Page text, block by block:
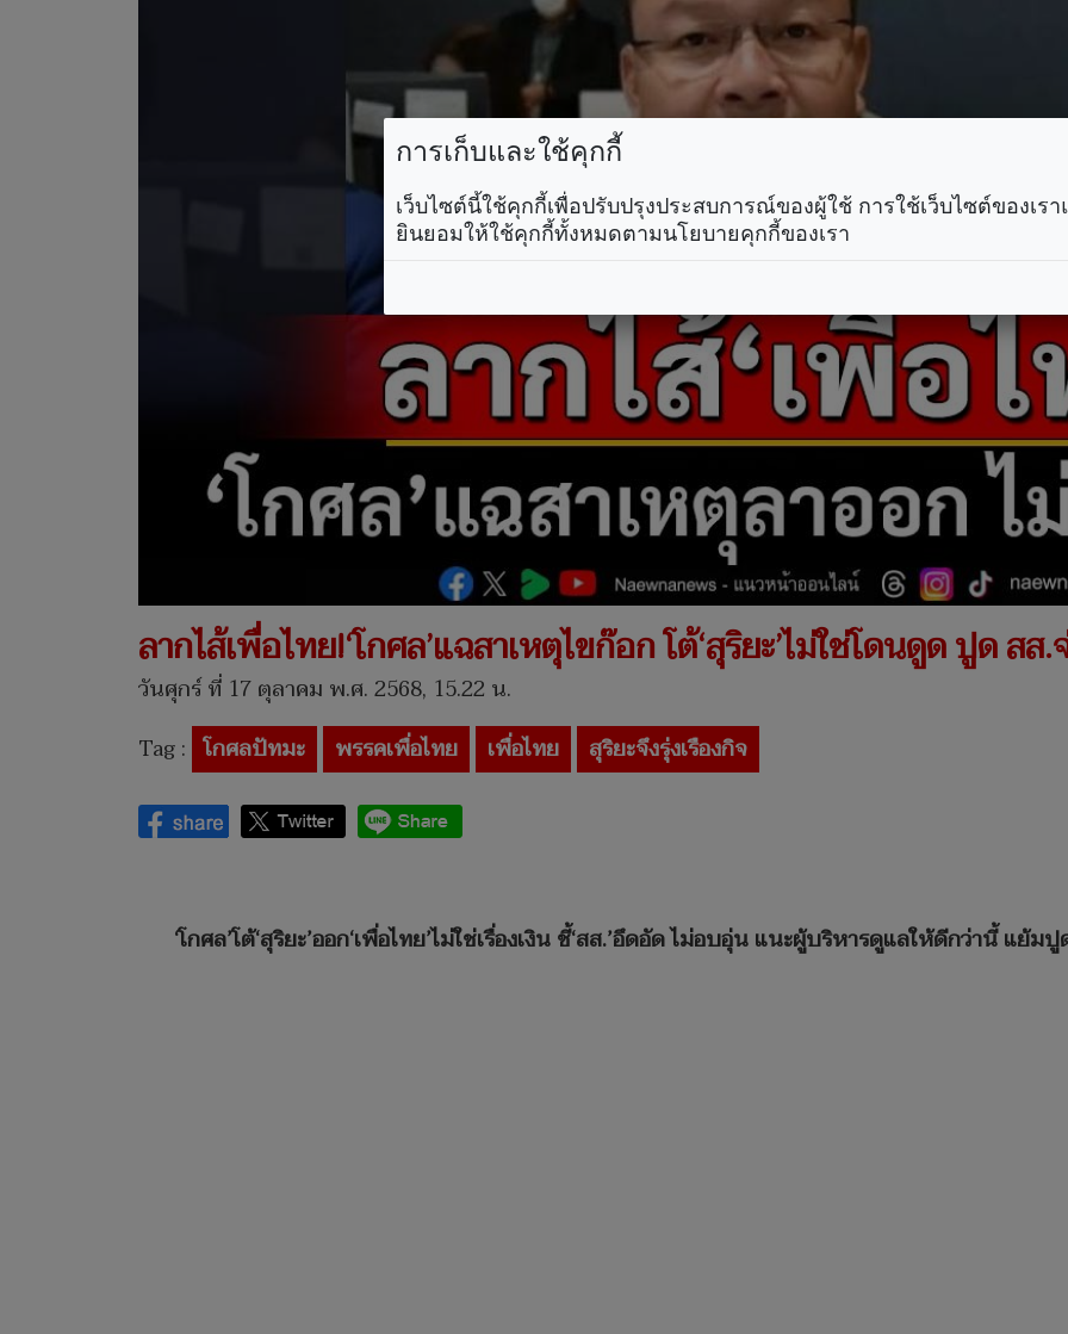
ลากไส้เพื่อไทย!‘โกศล’แฉสาเหตุไขก๊อก โต้‘สุริยะ’ไม่ใช่โดนดูด ปูด ส
วันศุกร์ ที่ 17 ตุลาคม พ.ศ. 2568, 15.22 น.
Tag : โกศลปัทมะ พรรคเพื่อไทย เพื่อไทย สุริยะจึงรุ่งเรืองกิจ
‘โกศล’โต้‘สุริยะ’ออก‘เพื่อไทย’ไม่ใช่เรื่องเงิน ชี้‘สส.’อึดอัด ไม่อบอุ่น แนะผู้บริหารดูแลให้ดีกว่านี้ แ
การเก็บและใช้คุกกี้
เว็บไซต์นี้ใช้คุกกี้เพื่อปรับปรุงประสบการณ์ของผู้ใช้ การใช้เว็บไซต์ของเร
ยินยอมให้ใช้คุกกี้ทั้งหมดตามนโยบายคุกกี้ของเรา